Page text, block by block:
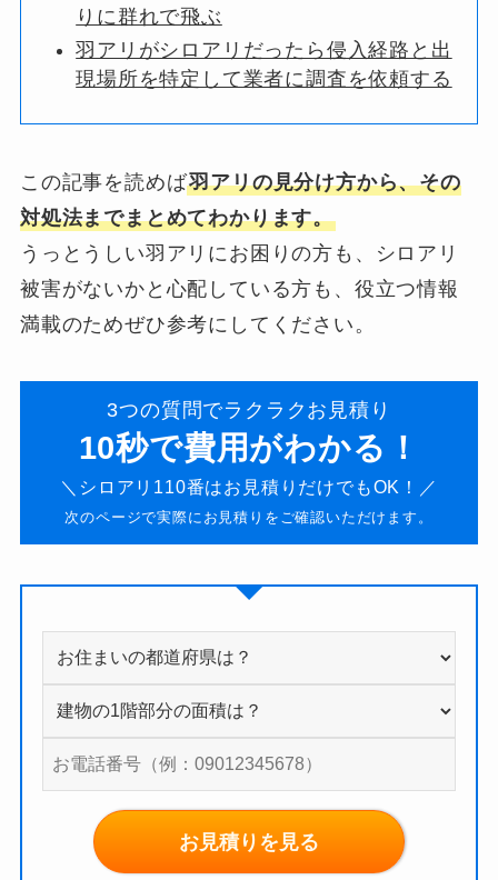
りに群れで飛ぶ
羽アリがシロアリだったら侵入経路と出
現場所を特定して業者に調査を依頼する
この記事を読めば羽アリの見分け方から、その
対処法までまとめてわかります。
うっとうしい羽アリにお困りの方も、シロアリ
被害がないかと心配している方も、役立つ情報
満載のためぜひ参考にしてください。
3つの質問でラクラクお見積り
10秒で費用がわかる！
＼シロアリ110番はお見積りだけでもOK！／
次のページで実際にお見積りをご確認いただけます。
お見積りを見る